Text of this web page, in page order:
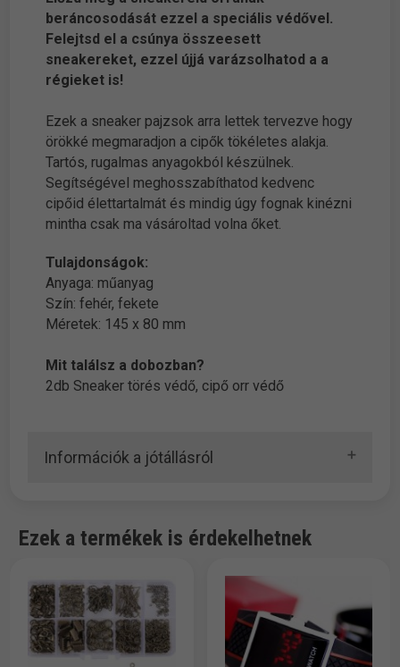
beráncosodását ezzel a speciális védővel.
Felejtsd el a csúnya összeesett
sneakereket, ezzel újjá varázsolhatod a a
régieket is!
Ezek a sneaker pajzsok arra lettek tervezve hogy
örökké megmaradjon a cipők tökéletes alakja.
Tartós, rugalmas anyagokból készülnek.
Segítségével meghosszabíthatod kedvenc
cipőid élettartalmát és mindig úgy fognak kinézni
mintha csak ma vásároltad volna őket.
Tulajdonságok:
Anyaga: műanyag
Szín: fehér, fekete
Méretek: 145 x 80 mm
Mit találsz a dobozban?
2db Sneaker törés védő, cipő orr védő
Információk a jótállásról
Ezek a termékek is érdekelhetnek